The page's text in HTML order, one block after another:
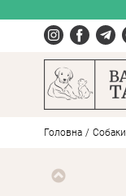
Головна Собаки